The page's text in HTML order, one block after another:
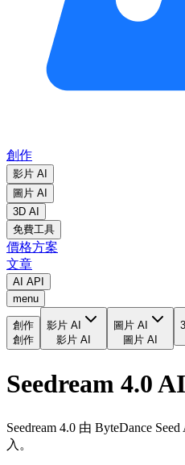
創作
影片 AI
圖片 AI
3D AI
免費工具
價格方案
文章
AI API
menu
創作
創作
影片 AI
影片 AI
圖片 AI
圖片 AI
Seedream 4.0
Seedream 4.0 由 ByteDance
入。